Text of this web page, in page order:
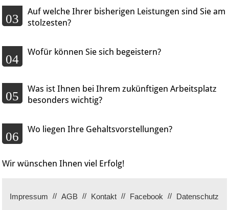
03
Auf welche Ihrer bisherigen Leistungen sind Sie am
stolzesten?
04
Wofür können Sie sich begeistern?
05
Was ist Ihnen bei Ihrem zukünftigen Arbeitsplatz
besonders wichtig?
06
Wo liegen Ihre Gehaltsvorstellungen?
Wir wünschen Ihnen viel Erfolg!
Impressum AGB Kontakt Facebook Datenschutz